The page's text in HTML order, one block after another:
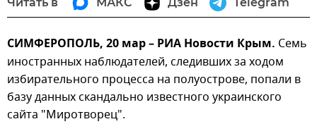
СИМФЕРОПОЛЬ, 20 мар – РИА Новости Крым. Семь
иностранных наблюдателей, следивших за ходом
избирательного процесса на полуострове, попали в
базу данных скандально известного украинского
сайта "Миротворец".